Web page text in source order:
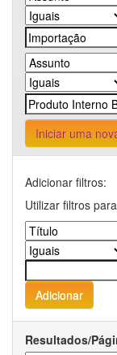
Iniciar uma
Adicionar filtros:
Utilizar filtros
Resultados/